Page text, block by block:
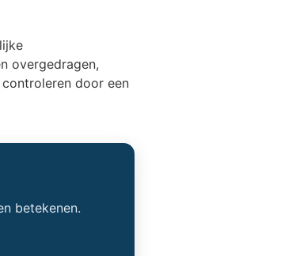
overgedragen,
door een
betekenen.